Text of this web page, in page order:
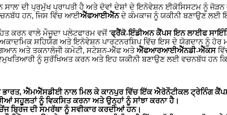
ਸਾਲ' ਦੀ ਪ੍ਰਮੁੱਖ ਪ੍ਰਾਪਤੀ ਹੈ ਅਤੇ ਦੋਵਾਂ ਦੇਸ਼ਾਂ ਦੇ ਇਨੋਵੇਸ਼ਨ ਈਕੋਸਿਸਟਮ ਨੂੰ ਜੋੜਨ
ਹਨ, ਜਿਸ ਵਿੱਚ ਆਈਐੱਫਆਈਐੱਨਦੇ ਕੰਮਕਾਜ ਨੂੰ ਯਕੀਨੀ ਬਣਾਉਣ ਲਈ
ਕਰਨ ਵਾਲੇ ਮੌਜੂਦਾ ਪਲੇਟਫਾਰਮ ਵਜੋਂ 'ਫ੍ਰੈਂਕੋ-ਇੰਡੀਅਨ ਕੈਂਪਸ ਇਨ ਲਾਈਫ
ਸਹਿਯੋਗ ਅਤੇ ਇਨੋਵੇਸ਼ਨ ਪਾਰਟਨਰਸ਼ਿਪ ਵਿੱਚ ਇਸ ਦੇ ਯੋਗਦਾਨ ਨੂੰ ਹੋਰ
ਅਤੇ ਤਕਨਾਲੋਜੀ ਕਮੇਟੀ, ਸਟੇਸ਼ਨ-ਐੱਫ ਅਤੇਐੱਫਆਰਆਈਐੱਨਡੀ-ਐੱਕਸ
ਨੂੰ ਸੁਰੱਖਿਅਤ ਕਰਨ ਅਤੇ ਇਹ ਯਕੀਨੀ ਬਣਾਉਣ ਲਈ ਵਚਨਬੱਧ ਹਨ
ਭਾਰਤ,ਐੱਮਐੱਸਡੀਈ ਨਾਲ ਮਿਲ ਕੇ ਕਾਨਪੁਰ ਵਿੱਚ ਇੱਕ ਐਰੋਨੌਟੀਕਲ ਟ੍ਰੇਨਿੰਗ
ਸਹੂਲਤਾਂ ਨੂੰ ਵਿਕਸਿਤ ਕਰਨਾ ਅਤੇ ਉਨ੍ਹਾਂ ਨੂੰ ਸਾਂਝਾ ਕਰਨਾ ਹੈ।
ਬ੍ਰਿਜ ਦੀ ਸਮਰੱਥਾ ਨੂੰ ਸਵੀਕਾਰ ਕਰਦੀਆਂ ਹਨ।